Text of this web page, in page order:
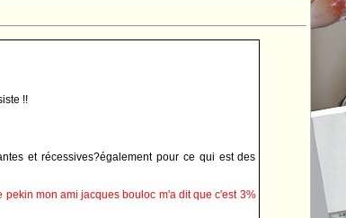
!!
et récessives?également pour ce qui est des
pekin mon ami jacques bouloc m'a dit que c'est 3%